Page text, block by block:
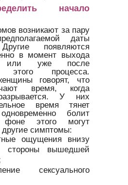
начало
возникают за пару
даты
появляются
в момент выхода
или уже после
этого процесса.
говорят, что
время, когда
У них
время тянет
болит
этого могут
другие симптомы:
ощущения внизу
стороны вышедшей
сексуального